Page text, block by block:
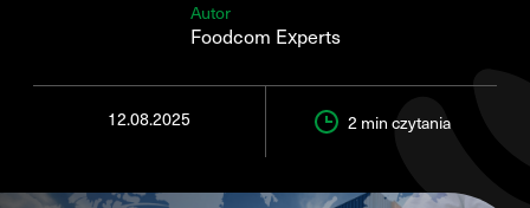
Autor
Foodcom Experts
12.08.2025 2 min czytania